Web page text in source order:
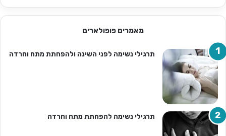
מאמרים פופולארים
תרגילי נשימה לפני השינה ולהפחתת מתח וחרדה
תרגילי נשימה להפחתת מתח וחרדה